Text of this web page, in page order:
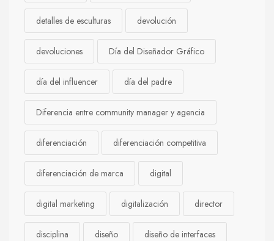
detalles de esculturas devolución
devoluciones Día del Diseñador Gráfico
día del influencer día del padre
Diferencia entre community manager y agencia
diferenciación diferenciación competitiva
diferenciación de marca digital
digital marketing digitalización director
disciplina diseño diseño de interfaces